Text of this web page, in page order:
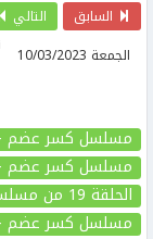
السابق التالي
الجمعة 10/03/2023
مسلسل كسر عضم –
مسلسل كسر عضم –
الحلقة 19
من
مسلسل كسر عضم –